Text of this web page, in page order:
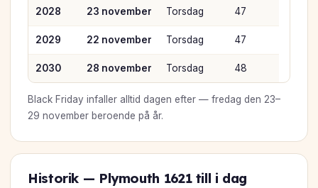
2028 23 november Torsdag 47
2029 22 november Torsdag 47
2030 28 november Torsdag 48
Black Friday infaller alltid dagen efter — fredag den 23–
29 november beroende på år.
Historik — Plymouth 1621 till i dag